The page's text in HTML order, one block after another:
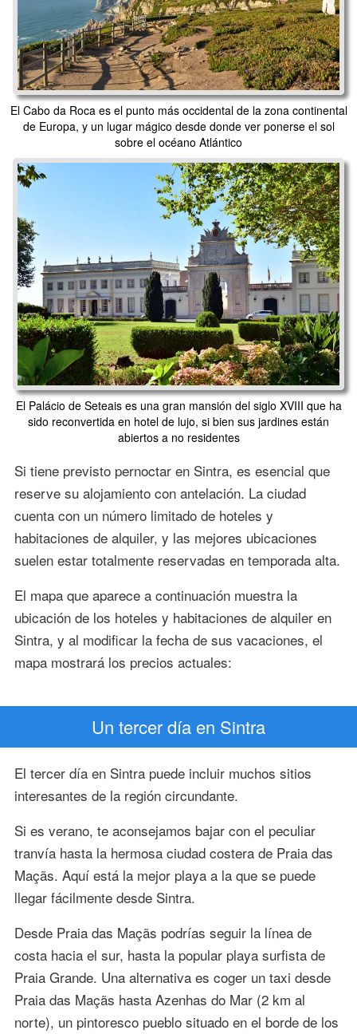
El Cabo da Roca es el punto más occidental de la zona continental
de Europa, y un lugar mágico desde donde ver ponerse el sol
sobre el océano Atlántico
El Palácio de Seteais es una gran mansión del siglo XVIII que ha
sido reconvertida en hotel de lujo, si bien sus jardines están
abiertos a no residentes
Si tiene previsto pernoctar en Sintra, es esencial que
reserve su alojamiento con antelación. La ciudad
cuenta con un número limitado de hoteles y
habitaciones de alquiler, y las mejores ubicaciones
suelen estar totalmente reservadas en temporada alta.
El mapa que aparece a continuación muestra la
ubicación de los hoteles y habitaciones de alquiler en
Sintra, y al modificar la fecha de sus vacaciones, el
mapa mostrará los precios actuales:
Un tercer día en Sintra
El tercer día en Sintra puede incluir muchos sitios
interesantes de la región circundante.
Si es verano, te aconsejamos bajar con el peculiar
tranvía hasta la hermosa ciudad costera de Praia das
Maçãs. Aquí está la mejor playa a la que se puede
llegar fácilmente desde Sintra.
Desde Praia das Maçãs podrías seguir la línea de
costa hacia el sur, hasta la popular playa surfista de
Praia Grande. Una alternativa es coger un taxi desde
Praia das Maçãs hasta Azenhas do Mar (2 km al
norte), un pintoresco pueblo situado en el borde de los